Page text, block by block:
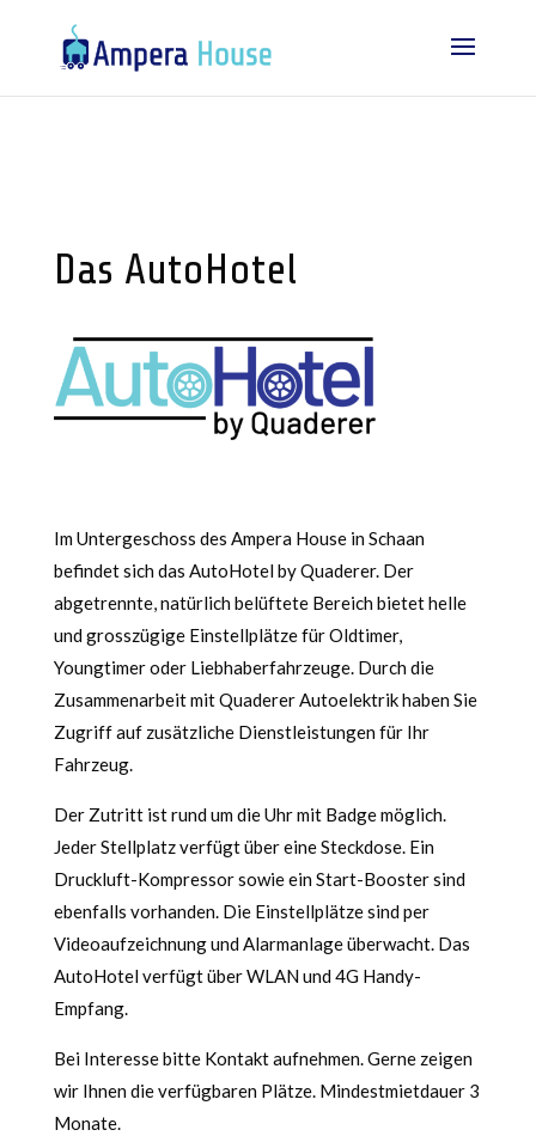
Das AutoHotel
Im Untergeschoss des Ampera House in Schaan
befindet sich das AutoHotel by Quaderer. Der
abgetrennte, natürlich belüftete Bereich bietet helle
und grosszügige Einstellplätze für Oldtimer,
Youngtimer oder Liebhaberfahrzeuge. Durch die
Zusammenarbeit mit Quaderer Autoelektrik haben Sie
Zugriff auf zusätzliche Dienstleistungen für Ihr
Fahrzeug.
Der Zutritt ist rund um die Uhr mit Badge möglich.
Jeder Stellplatz verfügt über eine Steckdose. Ein
Druckluft-Kompressor sowie ein Start-Booster sind
ebenfalls vorhanden. Die Einstellplätze sind per
Videoaufzeichnung und Alarmanlage überwacht. Das
AutoHotel verfügt über WLAN und 4G Handy-
Empfang.
Bei Interesse bitte Kontakt aufnehmen. Gerne zeigen
wir Ihnen die verfügbaren Plätze. Mindestmietdauer 3
Monate.